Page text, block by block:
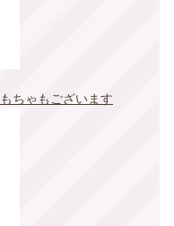
ちゃもございます